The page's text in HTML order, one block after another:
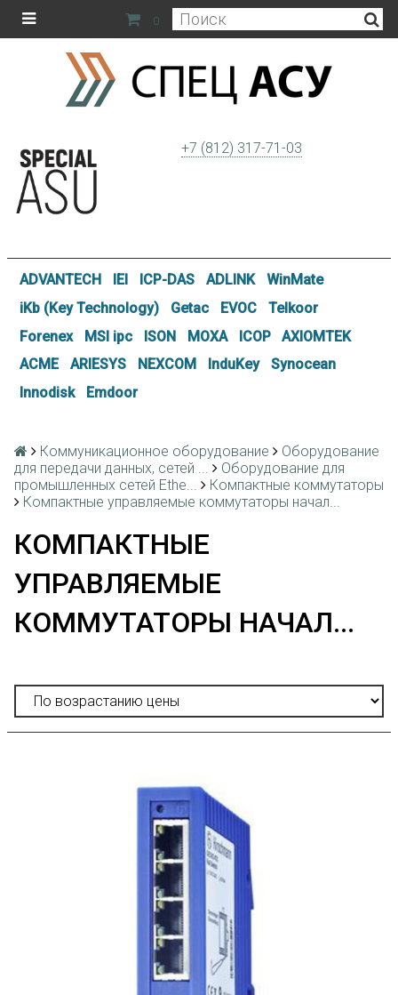
0
+7 (812) 317-71-03
ADVANTECH IEI ICP-DAS ADLINK
WinMate
iKb (Key Technology)
Getac EVOC
Telkoor
Forenex
MSI ipc ISON MOXA ICOP
AXIOMTEK
ACME
ARIESYS NEXCOM InduKey
Synocean
Innodisk
Emdoor
Коммуникационное оборудование
Оборудование
для передачи данных, сетей ...
Оборудование для
промышленных сетей Ethe...
Компактные коммутаторы
Компактные управляемые коммутаторы начал...
КОМПАКТНЫЕ
УПРАВЛЯЕМЫЕ
КОММУТАТОРЫ НАЧАЛ...